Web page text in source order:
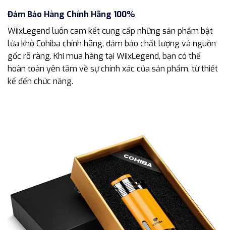
Đảm Bảo Hàng Chính Hãng 100%
WiixLegend luôn cam kết cung cấp những sản phẩm bật
lửa khò Cohiba chính hãng, đảm bảo chất lượng và nguồn
gốc rõ ràng. Khi mua hàng tại WiixLegend, bạn có thể
hoàn toàn yên tâm về sự chính xác của sản phẩm, từ thiết
kế đến chức năng.